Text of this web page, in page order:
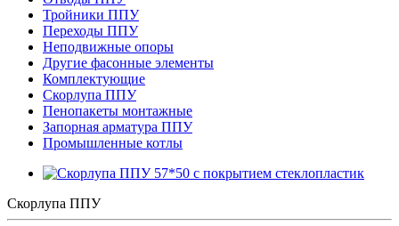
Тройники ППУ
Переходы ППУ
Неподвижные опоры
Другие фасонные элементы
Комплектующие
Скорлупа ППУ
Пенопакеты монтажные
Запорная арматура ППУ
Промышленные котлы
Скорлупа ППУ